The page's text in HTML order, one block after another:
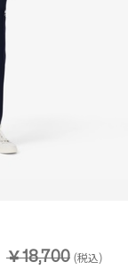
￥18,700 (税込)